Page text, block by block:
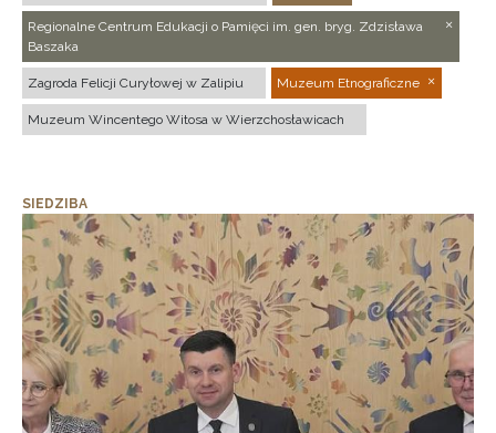
Regionalne Centrum Edukacji o Pamięci im. gen. bryg. Zdzisława
Baszaka
Zagroda Felicji Curyłowej w Zalipiu Muzeum Etnograficzne
Muzeum Wincentego Witosa w Wierzchosławicach
SIEDZIBA